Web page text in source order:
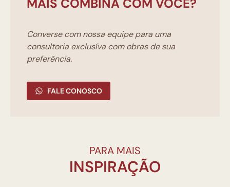
MAIS COMBINA COM VOCÊ?
Converse com nossa equipe para uma
consultoria exclusíva com obras de sua
preferência.
FALE CONOSCO
PARA MAIS
INSPIRAÇÃO